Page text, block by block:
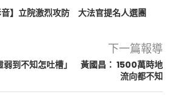
】立院激烈攻防 大法官提名人選團
下一篇報導
弱到不知怎吐槽」 黃國昌： 1500萬時地
流向都不知